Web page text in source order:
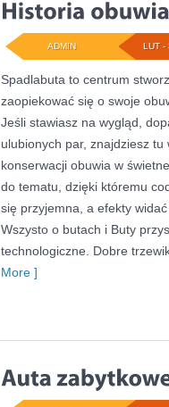
LUT -
ADMIN
Spadlabuta to centrum
zaopiekować się o swoje
Jeśli stawiasz na wygląd,
ulubionych par, znajdziesz
konserwacji obuwia w
do tematu, dzięki któremu
się przyjemna, a efekty
Wszysto o butach i Buty
technologiczne. Dobre
More ]